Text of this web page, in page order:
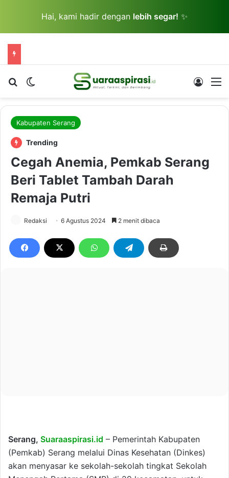
Hai, kami hadir dengan lebih segar! ✨
Cari berita...Switch skin Log In
Kabupaten Serang
Trending
Cegah Anemia, Pemkab Serang
Beri Tablet Tambah Darah
Remaja Putri
Redaksi 6 Agustus 2024 2 menit dibaca
Serang, Suaraaspirasi.id – Pemerintah Kabupaten
(Pemkab) Serang melalui Dinas Kesehatan (Dinkes)
akan menyasar ke sekolah-sekolah tingkat Sekolah